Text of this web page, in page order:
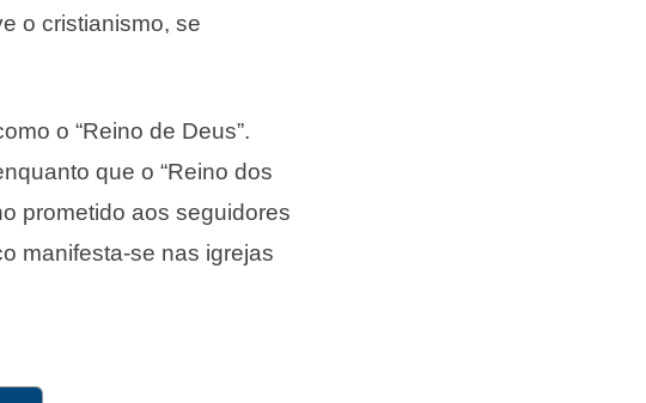
o cristianismo, se
o “Reino de Deus”.
que o “Reino dos
prometido aos seguidores
manifesta-se nas igrejas